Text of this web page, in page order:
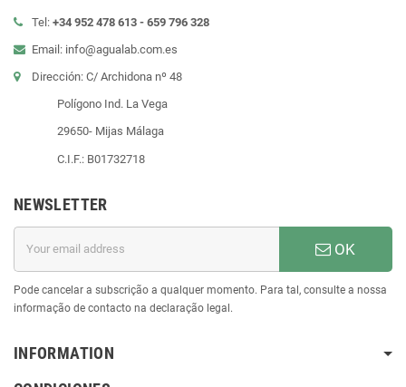
Tel: +34 952 478 613 - 659 796 328
Email: info@agualab.com.es
Dirección: C/ Archidona nº 48
Polígono Ind. La Vega
29650- Mijas Málaga
C.I.F.: B01732718
NEWSLETTER
OK
Pode cancelar a subscrição a qualquer momento. Para tal, consulte a nossa
informação de contacto na declaração legal.
INFORMATION